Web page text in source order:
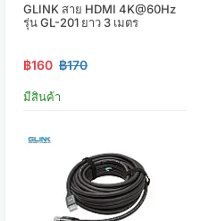
GLINK สาย HDMI 4K@60Hz
รุ่น GL-201 ยาว 3 เมตร
฿160 ฿170
มีสินค้า